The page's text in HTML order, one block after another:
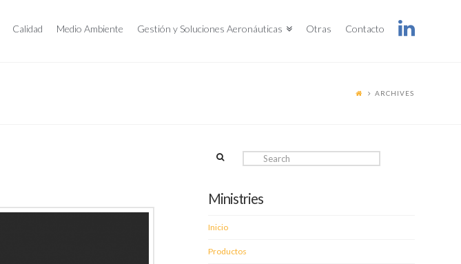
Calidad Medio Ambiente Gestión y Soluciones Aeronáuticas Otras Contacto
ARCHIVES
Ministries
Inicio
Productos